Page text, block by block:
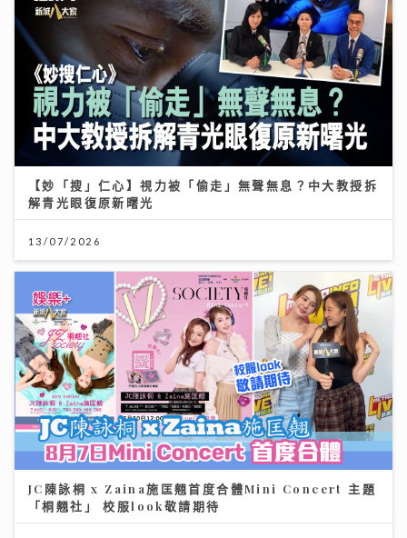
【妙「搜」仁心】視力被「偷走」無聲無息？中大教授拆
解青光眼復原新曙光
13/07/2026
JC陳詠桐 x Zaina施匡翹首度合體Mini Concert 主題
「桐翹社」 校服look敬請期待